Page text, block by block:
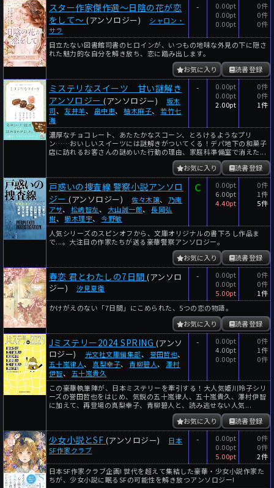
スター作家傑作選～日陰の花が恋
をして～ (アンソロジー)
シャロン・
サラ
-
0.00pt
0.00pt
0.00pt
0件
0件
0件
目立たない図書館司書のヒロインが、いつもの地味な外見の下に隠さ
れた魅力的な自分を解き放ち、恋に踏み出します。
読書登録
お気に入り
ミステリなスイーツ 甘い謎解き
アンソロジー (アンソロジー)
坂木
司、 友井羊、 畠中恵、柚木麻子、若竹七
海
-
0.00pt
0.00pt
2.00pt
0件
0件
1件
濃厚なチョコレート、あたたかなスコーン、とろけるようなプリ
ン……おいしいスイーツには謎解きがついてくる！デパ地下の和菓子
店に訪れるお客さんの謎めいた行動の理由、家庭科準備室で消えた...
読書登録
お気に入り
戸惑いの捜査線 警察小説アンソロ
ジー (アンソロジー) 佐々木譲、 乃南
アサ、 松嶋智左、 大山誠一郎、長岡弘
樹、櫛木理宇、今野敏
C
0.00pt
6.00pt
4.40pt
0件
1件
5件
人気シリーズのスピンオフから、文庫オリジナルの書下ろし作品ま
で...。大注目の作家たちが送る豪華警察アンソロジー。
読書登録
お気に入り
春恋 君とわたしの7日間 (アンソロ
ジー)
汐見夏衛
-
0.00pt
0.00pt
5.00pt
0件
0件
1件
かけがえのない「7日間」にこめられた、5つの恋の物語。
読書登録
お気に入り
Jミステリー2024 SPRING (アンソ
ロジー)
光文社文庫編集部、 誉田哲也、
五十嵐律人、 真梨幸子、青柳碧人、澤村
伊智、 五十嵐貴久
-
0.00pt
4.00pt
0.00pt
0件
1件
0件
この豪華執筆陣が、日本ミステリーを牽引する！大人気姫川玲子シリ
ーズの誉田哲也をはじめ、気鋭の五十嵐律人、五十嵐貴久、澤村伊智
に加えて、再登場の真梨幸子、青柳碧人と、読み逃せない人気...
読書登録
お気に入り
少女小説とSF (アンソロジー)
日本
SF作家クラブ
-
0.00pt
0.00pt
5.00pt
0件
0件
2件
日本SF作家クラブ企画! 世代を超えて集結した豪華・少女小説作家た
ちが、少女小説に眠るSFの可能性を解き放つアンソロジー!